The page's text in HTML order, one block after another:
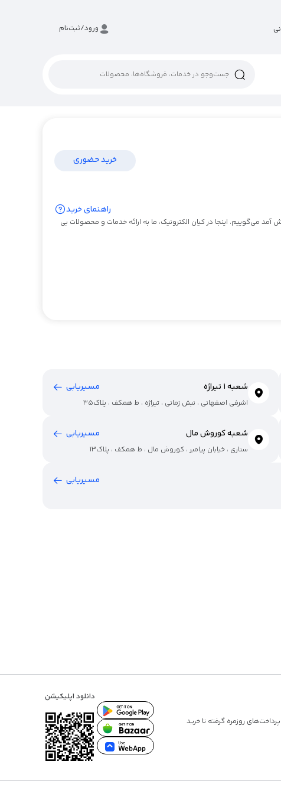
ورود/ثبت‌نام
خرید حضوری
راهنمای خرید
می‌گوییم. اینجا در کیان الکترونیک، ما به ارائه خدمات و محصولات بی
شعبه 1 تیراژه مسیریابی
اشرفی اصفهانی ، نبش زمانی ، تیراژه ، ط همکف ، پلاک35
شعبه کوروش مال مسیریابی
ستاری ، خیابان پیامبر ، کوروش مال ، ط همکف ، پلاک13
مسیریابی
روزمره گرفته تا خرید
دانلود اپلیکیشن